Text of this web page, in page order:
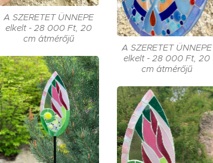
A SZERETET ÜNNEPE
elkelt - 28 000 Ft, 20
cm átmérőjű
A SZERETET ÜNNEPE
elkelt - 28 000 Ft, 20
cm átmérőjű